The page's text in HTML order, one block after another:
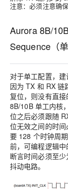
注意：必须注意确
Aurora 8B/
Sequence（
对于单工配置，建
因为 TX 和 RX 链
复位，则没有直
8B/10B 单工内核
位之后必须跟随
位无效之间的时
要 128 个时钟周
前，可编程逻辑
断言时间必须至
抖动电路。